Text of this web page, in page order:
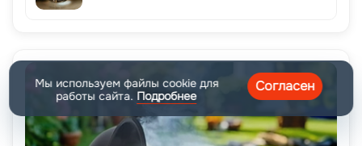
Мы используем файлы cookie для
работы сайта. Подробнее
Согласен